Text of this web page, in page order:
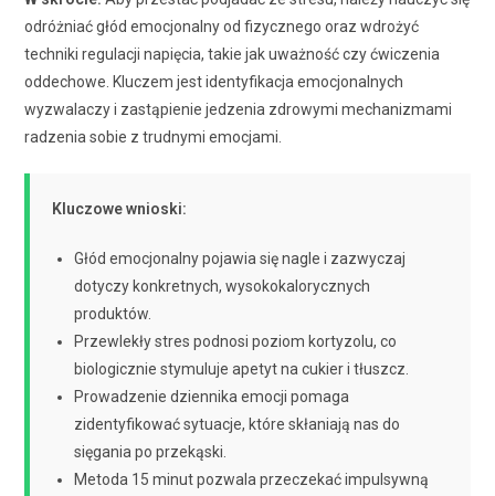
odróżniać głód emocjonalny od fizycznego oraz wdrożyć
techniki regulacji napięcia, takie jak uważność czy ćwiczenia
oddechowe. Kluczem jest identyfikacja emocjonalnych
wyzwalaczy i zastąpienie jedzenia zdrowymi mechanizmami
radzenia sobie z trudnymi emocjami.
Kluczowe wnioski:
Głód emocjonalny pojawia się nagle i zazwyczaj
dotyczy konkretnych, wysokokalorycznych
produktów.
Przewlekły stres podnosi poziom kortyzolu, co
biologicznie stymuluje apetyt na cukier i tłuszcz.
Prowadzenie dziennika emocji pomaga
zidentyfikować sytuacje, które skłaniają nas do
sięgania po przekąski.
Metoda 15 minut pozwala przeczekać impulsywną